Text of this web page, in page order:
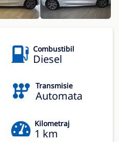
Combustibil
Diesel
Transmisie
Automata
Kilometraj
1 km